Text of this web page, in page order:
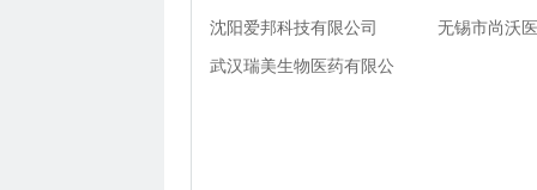
司 公司
沈阳爱邦科技有限公司 无锡市尚沃
武汉瑞美生物医药有限公